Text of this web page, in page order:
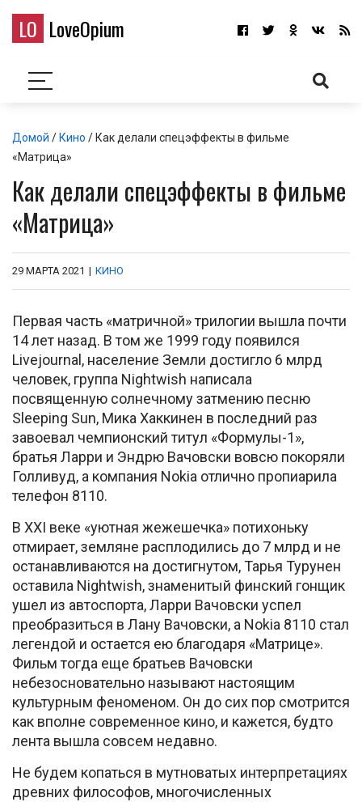
LO LoveOpium
Домой / Кино / Как делали спецэффекты в фильме
«Матрица»
Как делали спецэффекты в фильме
«Матрица»
29 МАРТА 2021 | КИНО
Первая часть «матричной» трилогии вышла почти
14 лет назад. В том же 1999 году появился
Livejournal, население Земли достигло 6 млрд
человек, группа Nightwish написала
посвященную солнечному затмению песню
Sleeping Sun, Мика Хаккинен в последний раз
завоевал чемпионский титул «Формулы-1»,
братья Ларри и Эндрю Вачовски вовсю покоряли
Голливуд, а компания Nokia отлично пропиарила
телефон 8110.
В XXI веке «уютная жежешечка» потихоньку
отмирает, земляне расплодились до 7 млрд и не
останавливаются на достигнутом, Тарья Турунен
оставила Nightwish, знаменитый финский гонщик
ушел из автоспорта, Ларри Вачовски успел
преобразиться в Лану Вачовски, а Nokia 8110 стал
легендой и остается ею благодаря «Матрице».
Фильм тогда еще братьев Вачовски
небезосновательно называют настоящим
культурным феноменом. Он до сих пор смотрится
как вполне современное кино, и кажется, будто
лента вышла совсем недавно.
Не будем копаться в мутноватых интерпретациях
древних философов, многочисленных